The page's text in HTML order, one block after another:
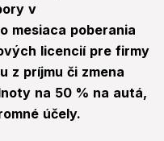
v
mesiaca poberania
licencií pre firmy
z príjmu či zmena
na 50 % na autá,
účely.